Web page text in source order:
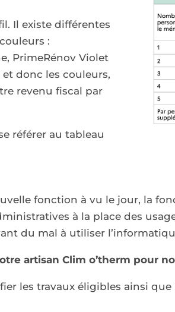
Il existe différentes
:
PrimeRénov Violet
et donc les couleurs,
revenu fiscal par
référer au tableau
fonction à vu le jour, la
à la place des
du mal à utiliser
artisan Clim o’therm pour
les travaux éligibles ainsi